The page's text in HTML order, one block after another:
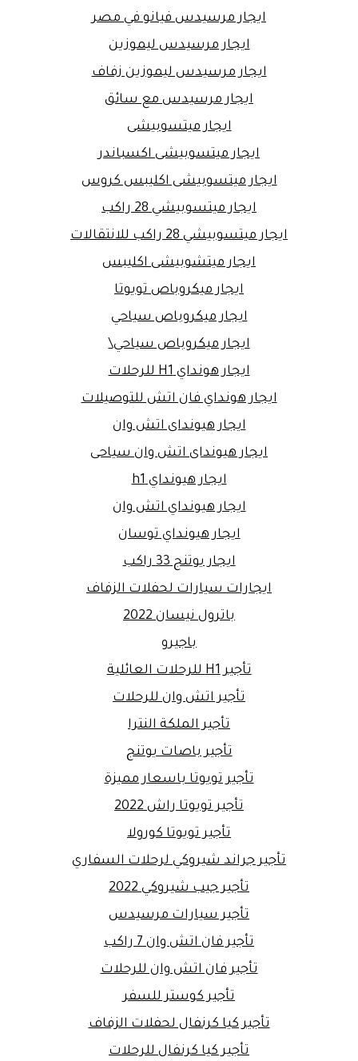
ايجار مرسيدس فيانو في مصر
ايجار مرسيدس ليموزين
ايجار مرسيدس ليموزين زفاف
ايجار مرسيدس مع سائق
ايجار ميتسوبيشى
ايجار ميتسوبيشى اكسباندر
ايجار ميتسوبيشى اكليبس كروس
ايجار ميتسوبيشي 28 راكب
ايجار ميتسوبيشي 28 راكب للانتقالات
ايجار ميتشوبيشى اكليبس
ايجار ميكروباص تويوتا
ايجار ميكروباص سياحي
ايجار ميكروباص سياحي\
ايجار هونداي H1 للرحلات
ايجار هونداي فان اتش للتوصيلات
ايجار هيونداى اتش وان
ايجار هيونداى اتش وان سياحى
ايجار هيونداي h1
ايجار هيونداي اتش وان
ايجار هيونداي توسان
ايجار يوتنج 33 راكب
ايجارات سيارات لحفلات الزفاف
باترول نيسان 2022
باجيرو
تأجير H1 للرحلات العائلية
تأجير اتش وان للرحلات
تأجير الملكة النترا
تأجير باصات يوتنج
تأجير تويوتا باسعار مميزة
تأجير تويوتا راش 2022
تأجير تويوتا كورولا
تأجير جراند شيروكي لرحلات السفاري
تأجير جيب شيروكي 2022
تأجير سيارات مرسيدس
تأجير فان اتش وان 7 راكب
تأجير فان اتش وان للرحلات
تأجير كوستر للسفر
تأجير كيا كرنفال لحفلات الزفاف
تأجير كيا كرنفال للرحلات